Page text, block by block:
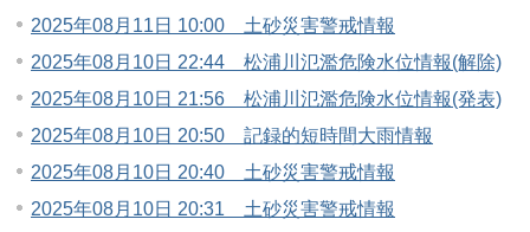
2025年08月11日 10:00 土砂災害警戒情報
2025年08月10日 22:44 松浦川氾濫危険水位情報(解除)
2025年08月10日 21:56 松浦川氾濫危険水位情報(発表)
2025年08月10日 20:50 記録的短時間大雨情報
2025年08月10日 20:40 土砂災害警戒情報
2025年08月10日 20:31 土砂災害警戒情報